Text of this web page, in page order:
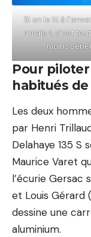
Si on le lit à
« maïs », c’est
moins
Pour piloter
habitués
Les deux
par Henri
Delahaye 135 S
Maurice Varet
l’écurie Gersac
et Louis Gérard
dessine une
aluminium.